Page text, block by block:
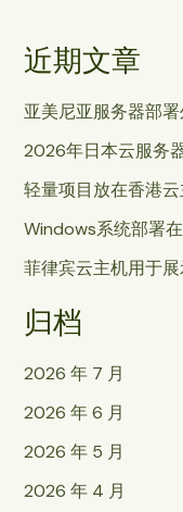
近期文章
亚美尼亚服务器部
2026年日本云服务
轻量项目放在香港
Windows系统部署
菲律宾云主机用于
归档
2026 年 7 月
2026 年 6 月
2026 年 5 月
2026 年 4 月